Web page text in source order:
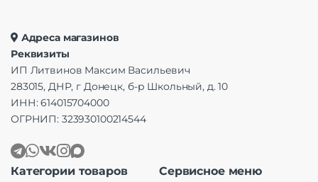
Адреса магазинов
Реквизиты
ИП Литвинов Максим Васильевич
283015, ДНР, г Донецк, б-р Школьный, д. 10
ИНН: 614015704000
ОГРНИП: 323930100214544
Категории товаров Сервисное меню